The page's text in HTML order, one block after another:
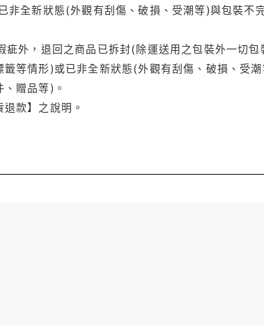
全新狀態(外觀有刮傷、破損、受潮等)與包裝不
外，退回之商品已拆封(除運送用之包裝外一切
等情形)或已非全新狀態(外觀有刮傷、破損、受
贈品等)。
款】之說明。